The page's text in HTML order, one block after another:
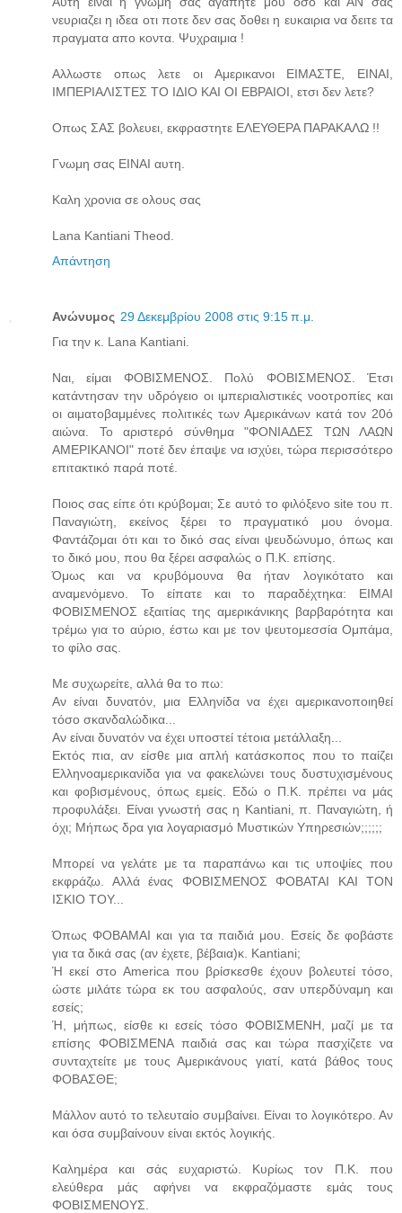
νευριαζει η ιδεα οτι ποτε δεν σας δοθει η ευκαιρια να δειτε τα
πραγματα απο κοντα. Ψυχραιμια !
Αλλωστε οπως λετε οι Αμερικανοι ΕΙΜΑΣΤΕ, ΕΙΝΑΙ,
ΙΜΠΕΡΙΑΛΙΣΤΕΣ ΤΟ ΙΔΙΟ ΚΑΙ ΟΙ ΕΒΡΑΙΟΙ, ετσι δεν λετε?
Οπως ΣΑΣ βολευει, εκφραστητε ΕΛΕΥΘΕΡΑ ΠΑΡΑΚΑΛΩ !!
Γνωμη σας ΕΙΝΑΙ αυτη.
Καλη χρονια σε ολους σας
Lana Kantiani Theod.
Απάντηση
Ανώνυμος 29 Δεκεμβρίου 2008 στις 9:15 π.μ.
Για την κ. Lana Kantiani.
Ναι, είμαι ΦΟΒΙΣΜΕΝΟΣ. Πολύ ΦΟΒΙΣΜΕΝΟΣ. Έτσι
κατάντησαν την υδρόγειο οι ιμπεριαλιστικές νοοτροπίες και
οι αιματοβαμμένες πολιτικές των Αμερικάνων κατά τον 20ό
αιώνα. Το αριστερό σύνθημα "ΦΟΝΙΑΔΕΣ ΤΩΝ ΛΑΩΝ
ΑΜΕΡΙΚΑΝΟΙ" ποτέ δεν έπαψε να ισχύει, τώρα περισσότερο
επιτακτικό παρά ποτέ.
Ποιος σας είπε ότι κρύβομαι; Σε αυτό το φιλόξενο site του π.
Παναγιώτη, εκείνος ξέρει το πραγματικό μου όνομα.
Φαντάζομαι ότι και το δικό σας είναι ψευδώνυμο, όπως και
το δικό μου, που θα ξέρει ασφαλώς ο Π.Κ. επίσης.
Όμως και να κρυβόμουνα θα ήταν λογικότατο και
αναμενόμενο. Το είπατε και το παραδέχτηκα: ΕΙΜΑΙ
ΦΟΒΙΣΜΕΝΟΣ εξαιτίας της αμερικάνικης βαρβαρότητα και
τρέμω για το αύριο, έστω και με τον ψευτομεσσία Ομπάμα,
το φίλο σας.
Με συχωρείτε, αλλά θα το πω:
Αν είναι δυνατόν, μια Ελληνίδα να έχει αμερικανοποιηθεί
τόσο σκανδαλώδικα...
Αν είναι δυνατόν να έχει υποστεί τέτοια μετάλλαξη...
Εκτός πια, αν είσθε μια απλή κατάσκοπος που το παίζει
Ελληνοαμερικανίδα για να φακελώνει τους δυστυχισμένους
και φοβισμένους, όπως εμείς. Εδώ ο Π.Κ. πρέπει να μάς
προφυλάξει. Είναι γνωστή σας η Kantiani, π. Παναγιώτη, ή
όχι; Μήπως δρα για λογαριασμό Μυστικών Υπηρεσιών;;;;;;
Μπορεί να γελάτε με τα παραπάνω και τις υποψίες που
εκφράζω. Αλλά ένας ΦΟΒΙΣΜΕΝΟΣ ΦΟΒΑΤΑΙ ΚΑΙ ΤΟΝ
ΙΣΚΙΟ ΤΟΥ...
Όπως ΦΟΒΑΜΑΙ και για τα παιδιά μου. Εσείς δε φοβάστε
για τα δικά σας (αν έχετε, βέβαια)κ. Kantiani;
Ή εκεί στο America που βρίσκεσθε έχουν βολευτεί τόσο,
ώστε μιλάτε τώρα εκ του ασφαλούς, σαν υπερδύναμη και
εσείς;
Ή, μήπως, είσθε κι εσείς τόσο ΦΟΒΙΣΜΕΝΗ, μαζί με τα
επίσης ΦΟΒΙΣΜΕΝΑ παιδιά σας και τώρα πασχίζετε να
συνταχτείτε με τους Αμερικάνους γιατί, κατά βάθος τους
ΦΟΒΑΣΘΕ;
Μάλλον αυτό το τελευταίο συμβαίνει. Είναι το λογικότερο. Αν
και όσα συμβαίνουν είναι εκτός λογικής.
Καλημέρα και σάς ευχαριστώ. Κυρίως τον Π.Κ. που
ελεύθερα μάς αφήνει να εκφραζόμαστε εμάς τους
ΦΟΒΙΣΜΕΝΟΥΣ.